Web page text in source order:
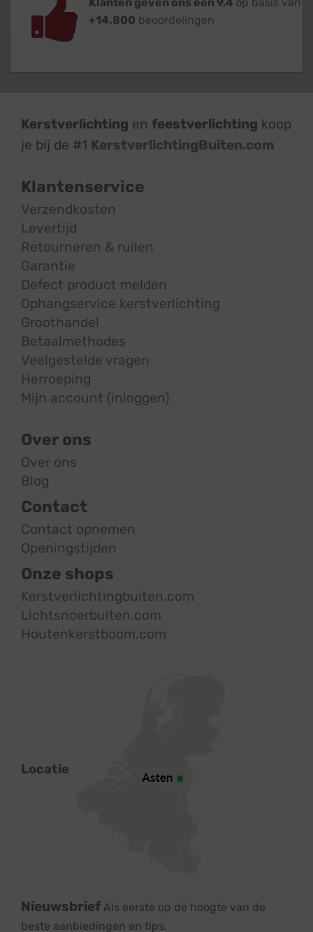
Klanten geven ons een 9,4 op basis van
+14.800 beoordelingen
Kerstverlichting en feestverlichting koop
je bij de #1 KerstverlichtingBuiten.com
Klantenservice
Verzendkosten
Levertijd
Retourneren & ruilen
Garantie
Defect product melden
Ophangservice kerstverlichting
Groothandel
Betaalmethodes
Veelgestelde vragen
Herroeping
Mijn account (inloggen)
Over ons
Over ons
Blog
Contact
Contact opnemen
Openingstijden
Onze shops
Kerstverlichtingbuiten.com
Lichtsnoerbuiten.com
Houtenkerstboom.com
Locatie
Nieuwsbrief Als eerste op de hoogte van de
beste aanbiedingen en tips.